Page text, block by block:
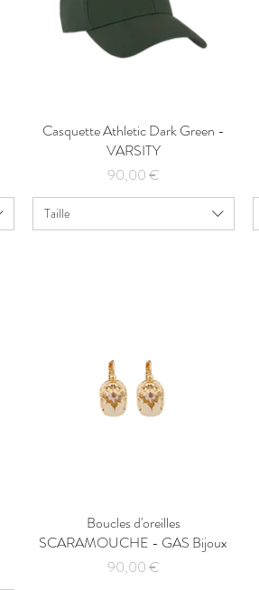
Aperçu rapide
Casquette Athletic Dark Green -
VARSITY
Prix
90,00 €
Taille
Aperçu rapide
Boucles d'oreilles
SCARAMOUCHE - GAS Bijoux
Prix
90,00 €